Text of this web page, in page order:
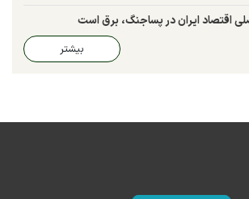
اقتصاد ایران در پساجنگ، برق است
بیشتر